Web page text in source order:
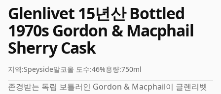
Glenlivet 15년산 Bottled
1970s Gordon & Macphail
Sherry Cask
지역:Speyside알코올 도수:46%용량:750ml
존경받는 독립 보틀러인 Gordon & Macphail이 글렌리벳